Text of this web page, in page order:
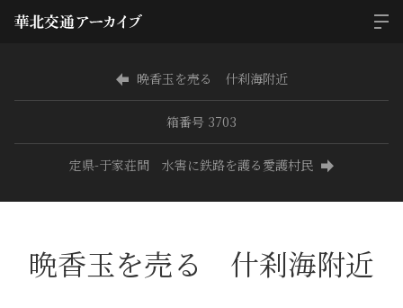
晩香玉を売る 什刹海附近
箱番号 3703
定県-于家荘間 水害に鉄路を護る愛護村民
晩香玉を売る 什刹海附近